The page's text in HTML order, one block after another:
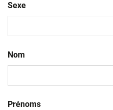
Sexe
Nom
Prénoms